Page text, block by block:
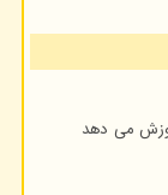
می دهد